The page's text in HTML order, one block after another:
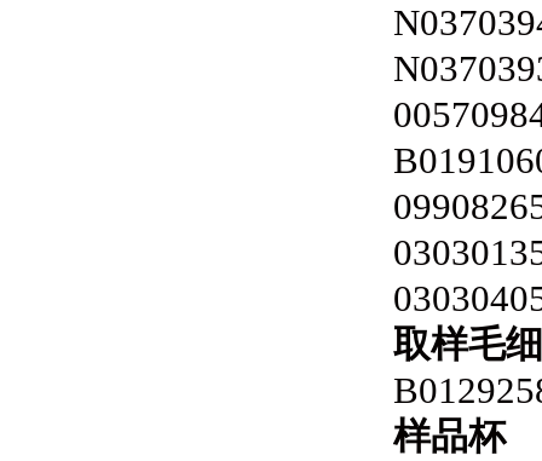
取样毛
样品杯